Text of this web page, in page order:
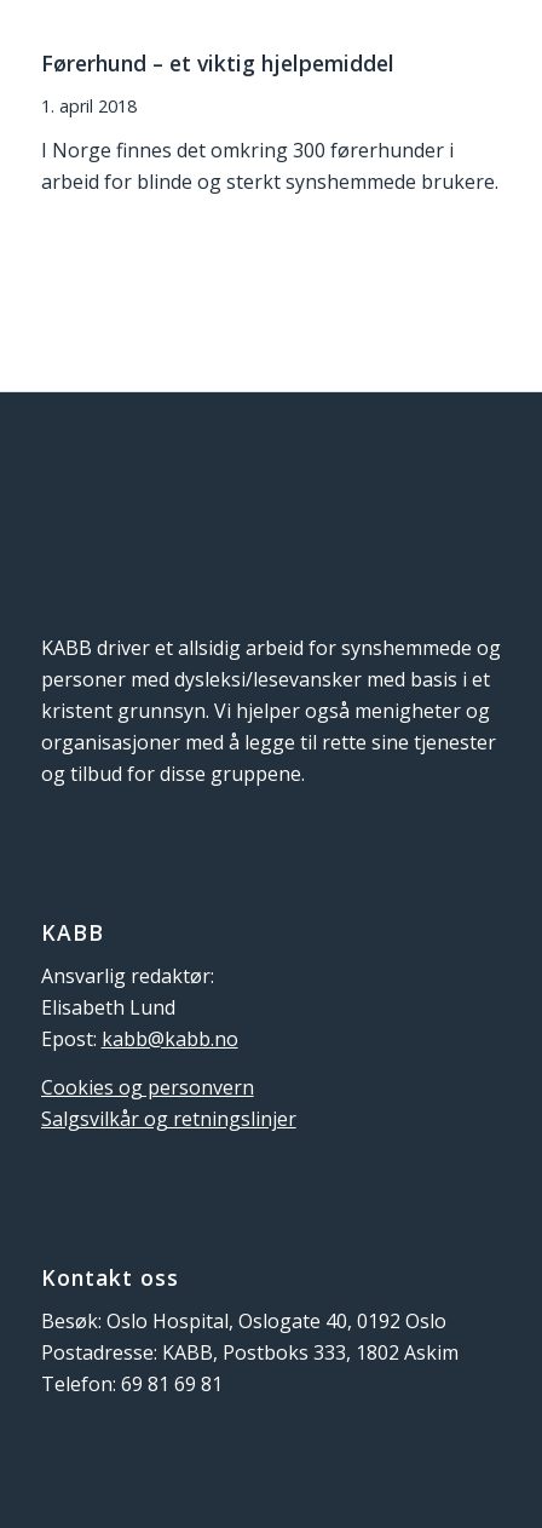
Førerhund – et viktig hjelpemiddel
1. april 2018
I Norge finnes det omkring 300 førerhunder i
arbeid for blinde og sterkt synshemmede brukere.
KABB driver et allsidig arbeid for synshemmede og
personer med dysleksi/lesevansker med basis i et
kristent grunnsyn. Vi hjelper også menigheter og
organisasjoner med å legge til rette sine tjenester
og tilbud for disse gruppene.
KABB
Ansvarlig redaktør:
Elisabeth Lund
Epost: kabb@kabb.no
Cookies og personvern
Salgsvilkår og retningslinjer
Kontakt oss
Besøk: Oslo Hospital, Oslogate 40, 0192 Oslo
Postadresse: KABB, Postboks 333, 1802 Askim
Telefon: 69 81 69 81